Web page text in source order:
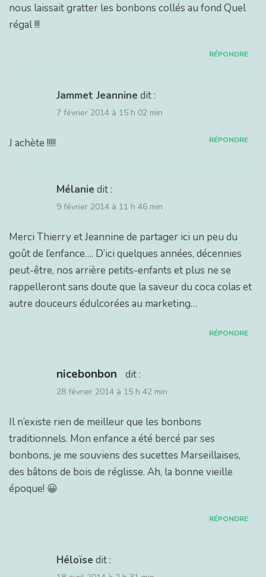
nous laissait gratter les bonbons collés au fond Quel
régal !!!
RÉPONDRE
Jammet Jeannine dit :
7 février 2014 à 15 h 02 min
J achète !!!!! RÉPONDRE
Mélanie dit :
9 février 2014 à 11 h 46 min
Merci Thierry et Jeannine de partager ici un peu du
goût de l’enfance…. D’ici quelques années, décennies
peut-être, nos arrière petits-enfants et plus ne se
rappelleront sans doute que la saveur du coca colas et
autre douceurs édulcorées au marketing…
RÉPONDRE
nicebonbon dit :
28 février 2014 à 15 h 42 min
Il n’existe rien de meilleur que les bonbons
traditionnels. Mon enfance a été bercé par ses
bonbons, je me souviens des sucettes Marseillaises,
des bâtons de bois de réglisse. Ah, la bonne vieille
époque! 😀
RÉPONDRE
Héloïse dit :